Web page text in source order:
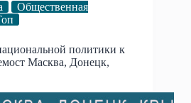
Общественная
политики к
Масква, Донецк,